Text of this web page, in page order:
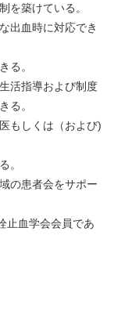
を築けている。
出血時に対応でき
る。
活指導および制度
る。
もしくは（および)
。
の患者会をサポー
止血学会会員であ